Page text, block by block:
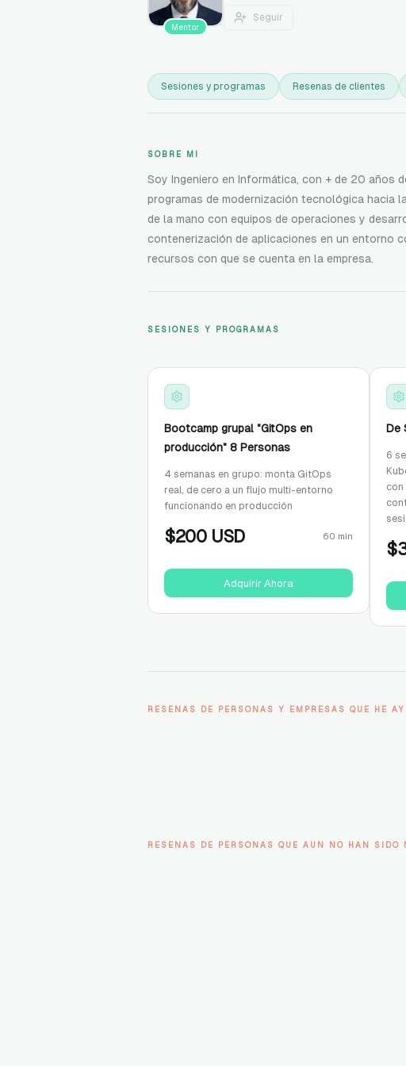
Mentor
Seguir
Sesiones y programas Resenas de clientes
SOBRE MI
Soy Ingeniero en Informática, con + de 20 años
programas de modernización tecnológica hacia
de la mano con equipos de operaciones y
contenerización de aplicaciones en un entorno
recursos con que se cuenta en la empresa.
SESIONES Y PROGRAMAS
Bootcamp grupal "GitOps en
producción" 8 Personas
4 semanas en grupo: monta GitOps
real, de cero a un flujo multi-entorno
funcionando en producción
$200USD 60 min
Adquirir Ahora
De
6
con
$
RESENAS DE PERSONAS Y EMPRESAS QUE HE
RESENAS DE PERSONAS QUE AUN NO HAN SIDO